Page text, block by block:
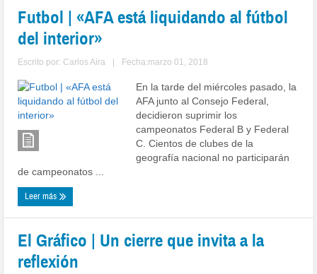
Futbol | «AFA está liquidando al fútbol
del interior»
Escrito por: Carlos Aira Fecha:marzo 01, 2018
En la tarde del miércoles pasado, la
AFA junto al Consejo Federal,
decidieron suprimir los
campeonatos Federal B y Federal
C. Cientos de clubes de la
geografía nacional no participarán
de campeonatos ...
Leer más
El Gráfico | Un cierre que invita a la
reflexión